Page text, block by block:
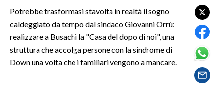
CULTURA
SPETTACOLI
Potrebbe trasformasi stavolta in realtà il sogno
caldeggiato da tempo dal sindaco Giovanni Orrù:
realizzare a Busachi la "Casa del dopo di noi", una
struttura che accolga persone con la sindrome di
Down una volta che i familiari vengono a mancare.